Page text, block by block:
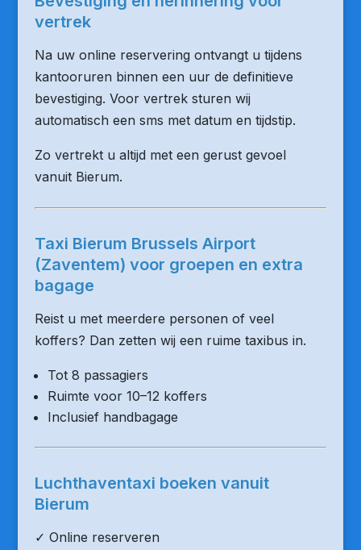
vertrek
Na uw online reservering ontvangt u tijdens
kantooruren binnen een uur de definitieve
bevestiging. Voor vertrek sturen wij
automatisch een sms met datum en tijdstip.
Zo vertrekt u altijd met een gerust gevoel
vanuit Bierum.
Taxi Bierum Brussels Airport
(Zaventem) voor groepen en extra
bagage
Reist u met meerdere personen of veel
koffers? Dan zetten wij een ruime taxibus in.
Tot 8 passagiers
Ruimte voor 10–12 koffers
Inclusief handbagage
Luchthaventaxi boeken vanuit
Bierum
✓ Online reserveren